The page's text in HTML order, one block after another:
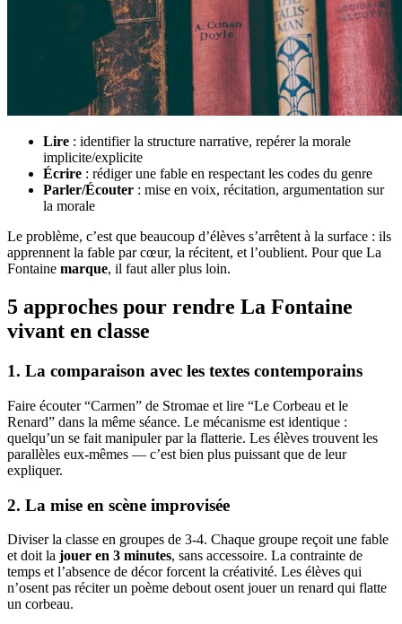
Lire : identifier la structure narrative, repérer la morale
implicite/explicite
Écrire : rédiger une fable en respectant les codes du genre
Parler/Écouter : mise en voix, récitation, argumentation sur
la morale
Le problème, c’est que beaucoup d’élèves s’arrêtent à la surface : ils
apprennent la fable par cœur, la récitent, et l’oublient. Pour que La
Fontaine marque, il faut aller plus loin.
5 approches pour rendre La Fontaine
vivant en classe
1. La comparaison avec les textes contemporains
Faire écouter “Carmen” de Stromae et lire “Le Corbeau et le
Renard” dans la même séance. Le mécanisme est identique :
quelqu’un se fait manipuler par la flatterie. Les élèves trouvent les
parallèles eux-mêmes — c’est bien plus puissant que de leur
expliquer.
2. La mise en scène improvisée
Diviser la classe en groupes de 3-4. Chaque groupe reçoit une fable
et doit la jouer en 3 minutes, sans accessoire. La contrainte de
temps et l’absence de décor forcent la créativité. Les élèves qui
n’osent pas réciter un poème debout osent jouer un renard qui flatte
un corbeau.